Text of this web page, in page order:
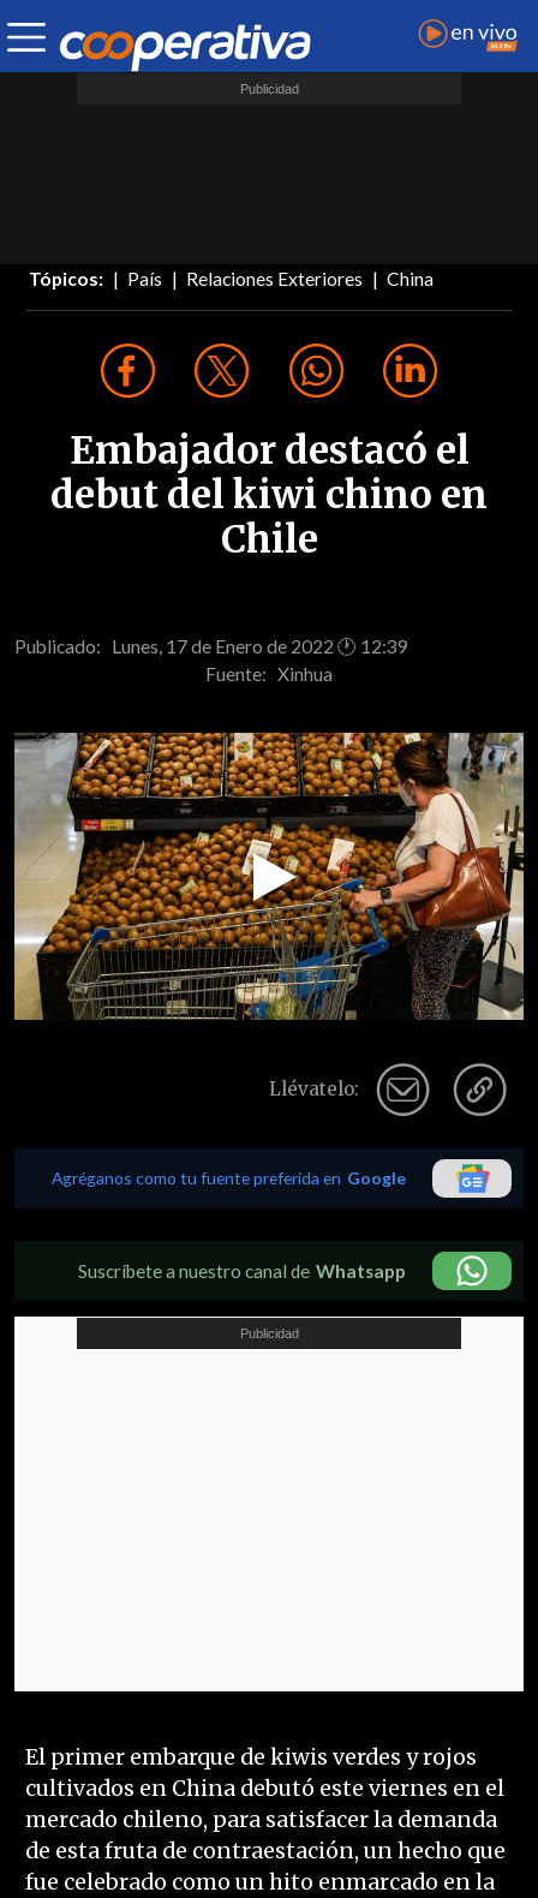
Tópicos: País Relaciones Exteriores China
Embajador destacó el
debut del kiwi chino en
Chile
Publicado: Lunes, 17 de Enero de 2022 🕐 12:39
Fuente: Xinhua
Play
Video
Llévatelo:
Agréganos como tu fuente preferida en Google
Suscríbete a nuestro canal de Whatsapp
El primer embarque de kiwis verdes y rojos
cultivados en China debutó este viernes en el
mercado chileno, para satisfacer la demanda
de esta fruta de contraestación, un hecho que
fue celebrado como un hito enmarcado en la